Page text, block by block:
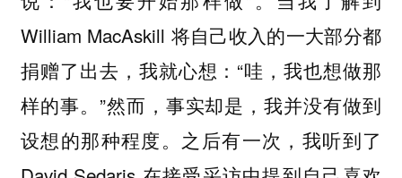
William MacAskill 将自己收入的一大部分都
捐赠了出去，我就心想：“哇，我也想做那
样的事。”然而，事实却是，我并没有做到
设想的那种程度。之后有一次，我听到了